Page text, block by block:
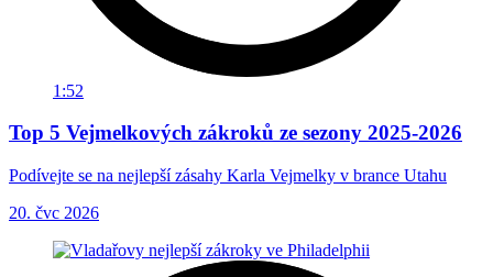
1:52
Top 5 Vejmelkových zákroků ze sezony 2025-2026
Podívejte se na nejlepší zásahy Karla Vejmelky v brance Utahu
20. čvc 2026